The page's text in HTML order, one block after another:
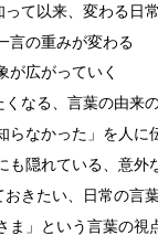
って以来、変わる日
言の重みが変わる
が広がっていく
くなる、言葉の由来
らなかった」を人に
も隠れている、意外
おきたい、日常の言
ま」という言葉の視